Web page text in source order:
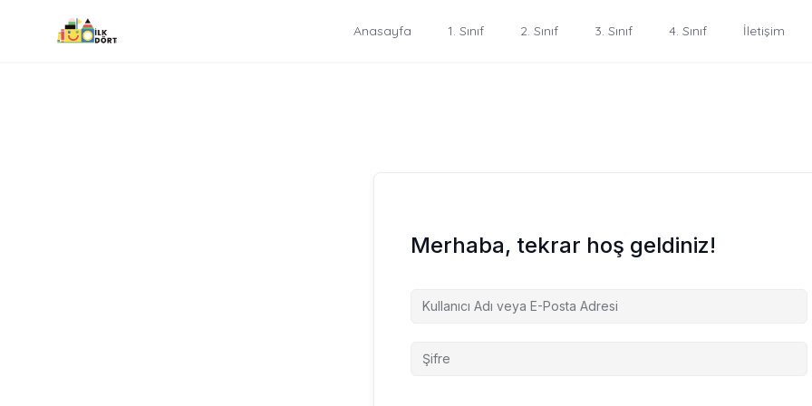
Anasayfa 1. Sınıf 2. Sınıf 3. Sınıf 4. Sınıf İletişim
Merhaba, tekrar hoş geldiniz!